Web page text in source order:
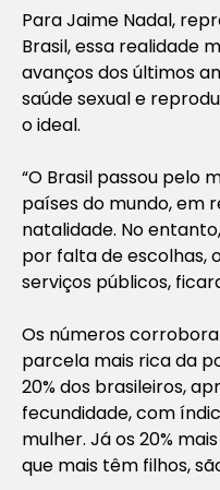
Para Jaime Nadal,
Brasil, essa realidade
avanços dos últimos
saúde sexual e
o ideal.
“O Brasil passou pelo
países do mundo, em
natalidade. No
por falta de escolhas,
serviços públicos,
Os números
parcela mais rica da
20% dos brasileiros,
fecundidade, com
mulher. Já os 20%
que mais têm filhos,